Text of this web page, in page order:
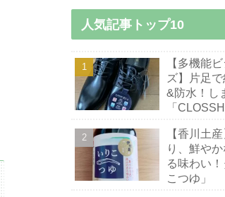
人気記事トップ10
【多機能
ズ】片足
&防水！し
「
【香川土
り、鮮や
る味わい
こつゆ」